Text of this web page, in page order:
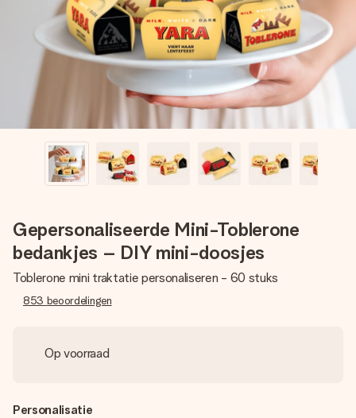
jullie foto of een boodschap die raakt. Zonder gedoe, maar
met alle aandacht voor het moment.
Gepersonaliseerde Mini-Toblerone
bedankjes – DIY mini-doosjes
Toblerone mini traktatie personaliseren - 60 stuks
853 beoordelingen
Op voorraad
Personalisatie